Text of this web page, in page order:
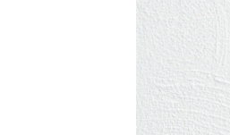
略過產品
資訊